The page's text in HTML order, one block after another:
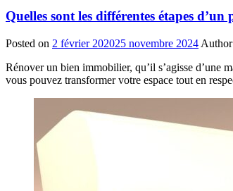
Quelles sont les différentes étapes
Posted on 2 février 202025 novembre 2024 Author
Rénover un bien immobilier, qu’il s’agisse d’une
vous pouvez transformer votre espace tout en